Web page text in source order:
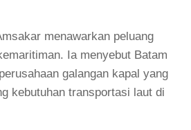
menawarkan peluang
Ia menyebut Batam
galangan kapal yang
kebutuhan transportasi laut di